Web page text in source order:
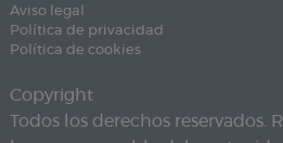
Aviso legal
Política de privacidad
Política de cookies
Copyright
Todos los derechos reservados.